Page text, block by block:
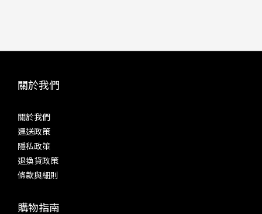
關於我們
關於我們
運送政策
隱私政策
退換貨政策
條款與細則
購物指南